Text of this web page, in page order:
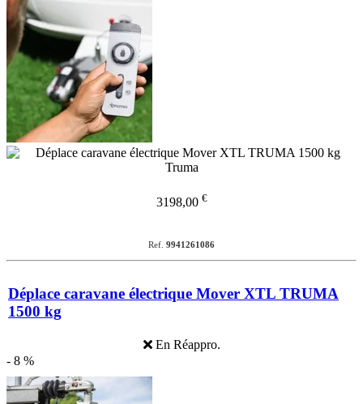
3198,00 €
Ref. 9941261086
Déplace caravane électrique Mover XTL TRUMA
1500 kg
En Réappro.
- 8 %